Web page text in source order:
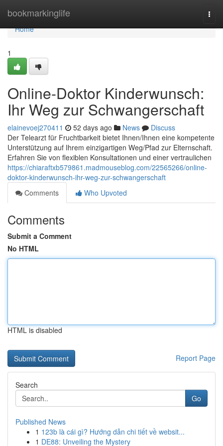
bookmarkinglife
Home
Home
1
Online-Doktor Kinderwunsch:
Ihr Weg zur Schwangerschaft
elainevoej270411 52 days ago News
Discuss
Der Telearzt für Fruchtbarkeit bietet Ihnen/Ihnen eine kompetente
Unterstützung auf Ihrem einzigartigen Weg/Pfad zur Elternschaft.
Erfahren Sie von flexiblen Konsultationen und einer vertraulichen
https://chiaraftxb579861.madmouseblog.com/22565266/online-
doktor-kinderwunsch-ihr-weg-zur-schwangerschaft
Comments
Who Upvoted
Comments
Submit a Comment
No HTML
HTML is disabled
Report Page
Search
Go
Published News
1 123b là cái gì? Hướng dẫn chi tiết về websit...
1 DE88: Unveiling the Mystery